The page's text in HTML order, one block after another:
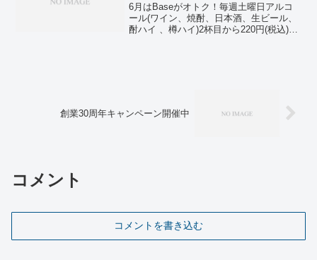
6月はBaseがオトク！毎週土曜日アルコ
ール(ワイン、焼酎、日本酒、生ビール、
酎ハイ 、樽ハイ)2杯目から220円(税込)キ
創業30周年キャンペーン開催中
コメント
コメントを書き込む